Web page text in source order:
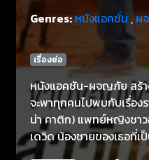
Genres:หนังแอคชั่น ,ผ
เรื่องย่อ
หนังแอคชัน-ผจญภัย สร้า
จะพาทุกคนไปพบกับเรื่อง
น่า คาติก) แพทย์หญิงชาว
เดวิด น้องชายของเธอที่
ให้เรเชลต้องเดินทางไปยั